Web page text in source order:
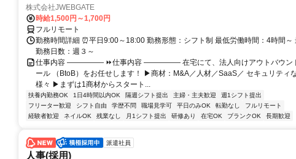
株式会社JWEBGATE
時給1,500円～1,700円
フルリモート
勤務時間詳細 ⏰平日9:00～18:00 勤務形態：シフト制 最低労働時間：4時間～
勤務日数：週３～
仕事内容 ――――― ⏩仕事内容 ――――― 在宅にて、法人向けアウトバウン
ール （BtoB）をお任せします！ ▶商材：M&A／人材／SaaS／ セキュリティ
様々 ▶まずは1商材からスタート...
扶養内勤務OK 1日4時間以内OK 隔週シフト提出 主婦・主夫歓迎
週1シフト提出
フリーター歓迎
シフト自由 学歴不問 職場見学可 平日のみOK 転勤なし
フルリモート
経験者歓迎
ネイルOK 残業なし 月1シフト提出 研修あり 在宅OK ブランクOK 長期歓迎
派遣社員
人事(採用)